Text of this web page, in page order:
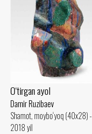
O‘tirgan ayol
Damir Ruzibaev
Shamot, moybo‘yoq (40x28) -
2018 yil